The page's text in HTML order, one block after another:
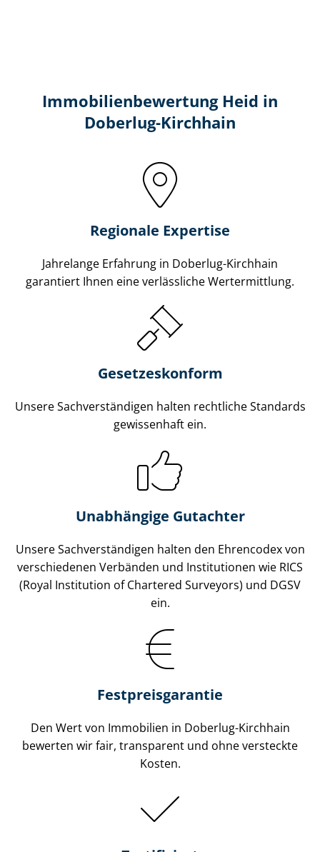
Immobilien­bewertung Heid in
Doberlug-Kirchhain
Regionale Expertise
Jahrelange Erfahrung in Doberlug-Kirchhain
garantiert Ihnen eine verlässliche Wertermittlung.
Gesetzes­konform
Unsere Sach­ver­stän­di­gen halten rechtliche Standards
gewissenhaft ein.
Unabhängige Gutachter
Unsere Sach­ver­stän­di­gen halten den Ehrencodex von
verschiedenen Verbänden und Institutionen wie RICS
(Royal Institution of Chartered Surveyors) und DGSV
ein.
Festpreis​garantie
Den Wert von Immobilien in Doberlug-Kirchhain
bewerten wir fair, transparent und ohne versteckte
Kosten.